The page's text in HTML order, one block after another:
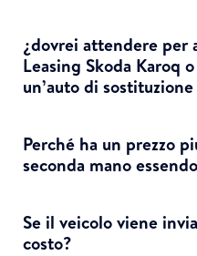
¿dovrei attendere per
Leasing Skoda Karoq
un’auto di
Perché ha un prezzo
seconda mano
Se il veicolo viene
costo?